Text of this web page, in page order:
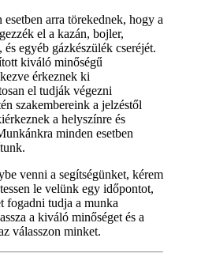
arra törekednek, hogy a
el a kazán, bojler,
egyéb gázkészülék cseréjét.
kiváló minőségű
érkeznek ki
el tudják végezni
szakembereink a jelzéstől
a helyszínre és
minden esetben
venni a segítségünket, kérem
le velünk egy időpontot,
fogadni tudja a munka
a kiváló minőséget és a
válasszon minket.